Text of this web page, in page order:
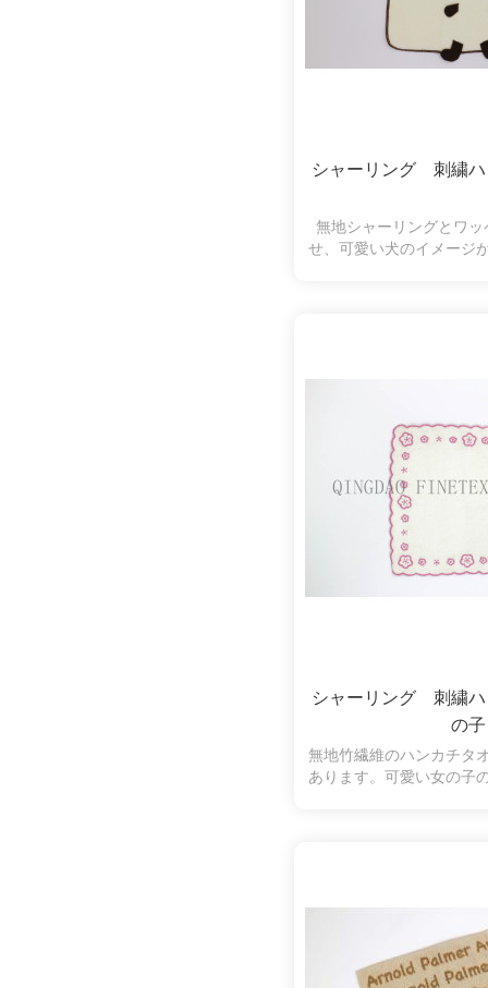
シャーリング 刺繍
無地シャーリングとワ
せ、可愛い犬のイメージ
シャーリング 刺繍
の子
無地竹繊維のハンカチタ
あります。可愛い女の子